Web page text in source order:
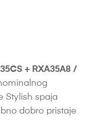
+ RXA35A8 /
Stylish spaja
dobro pristaje